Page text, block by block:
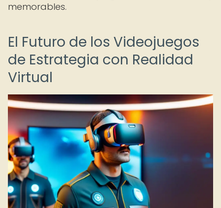
memorables.
El Futuro de los Videojuegos
de Estrategia con Realidad
Virtual